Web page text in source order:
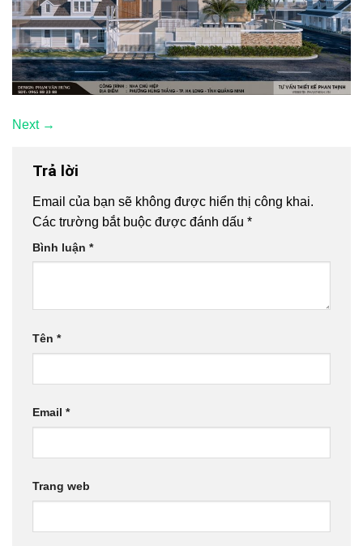
Next →
Trả lời
Email của bạn sẽ không được hiển thị công khai.
Các trường bắt buộc được đánh dấu *
Bình luận *
Tên *
Email *
Trang web